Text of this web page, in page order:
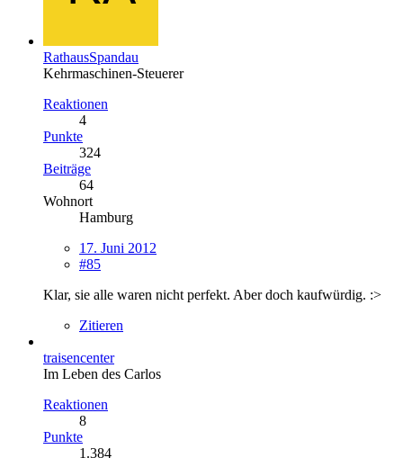
RathausSpandau
Kehrmaschinen-Steuerer
Reaktionen
4
Punkte
324
Beiträge
64
Wohnort
Hamburg
17. Juni 2012
#85
Klar, sie alle waren nicht perfekt. Aber doch kaufwürdig. :>
Zitieren
traisencenter
Im Leben des Carlos
Reaktionen
8
Punkte
1.384